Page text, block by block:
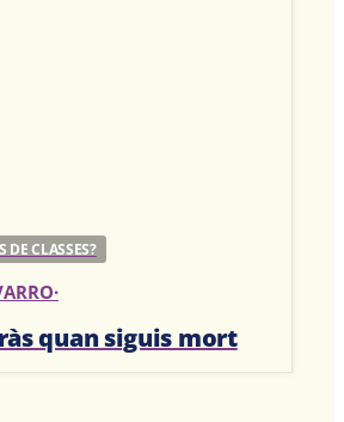
DE CLASSES?
·
quan siguis mort